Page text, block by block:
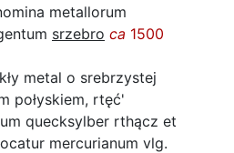
metallorum
srzebro ca 1500
metal o srebrzystej
połyskiem, rtęć'
quecksylber rthącz et
mercurianum vlg.